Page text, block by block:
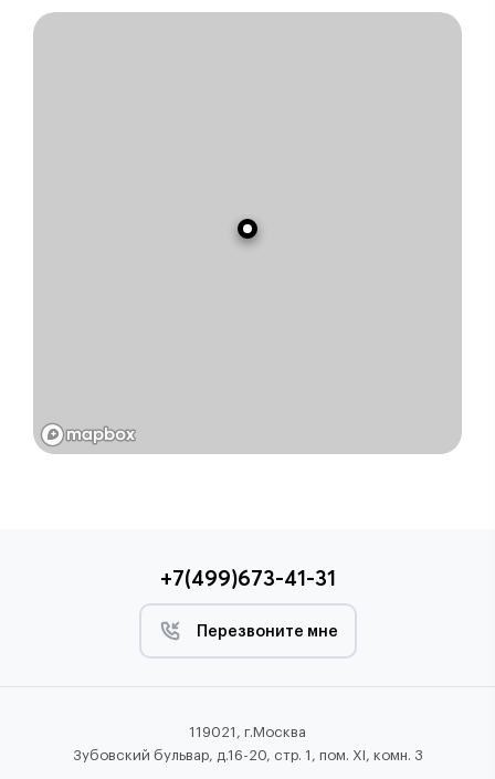
+7(499)673-41-31
Перезвоните мне
119021, г.Москва
Зубовский бульвар, д.16-20, стр. 1, пом. XI, комн. 3